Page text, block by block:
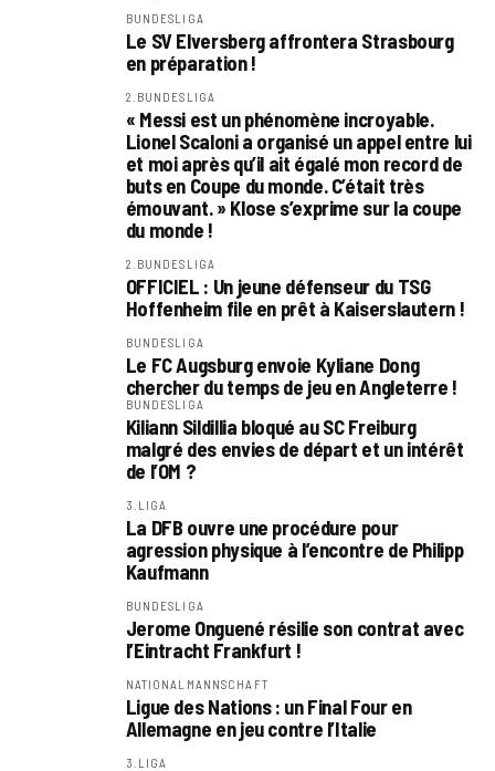
BUNDESLIGA
Le SV Elversberg affrontera Strasbourg
en préparation !
2.BUNDESLIGA
« Messi est un phénomène incroyable.
Lionel Scaloni a organisé un appel entre lui
et moi après qu’il ait égalé mon record de
buts en Coupe du monde. C’était très
émouvant. » Klose s’exprime sur la coupe
du monde !
2.BUNDESLIGA
OFFICIEL : Un jeune défenseur du TSG
Hoffenheim file en prêt à Kaiserslautern !
BUNDESLIGA
Le FC Augsburg envoie Kyliane Dong
chercher du temps de jeu en Angleterre !
BUNDESLIGA
Kiliann Sildillia bloqué au SC Freiburg
malgré des envies de départ et un intérêt
de l’OM ?
3.LIGA
La DFB ouvre une procédure pour
agression physique à l’encontre de Philipp
Kaufmann
BUNDESLIGA
Jerome Onguené résilie son contrat avec
l’Eintracht Frankfurt !
NATIONALMANNSCHAFT
Ligue des Nations : un Final Four en
Allemagne en jeu contre l’Italie
3.LIGA